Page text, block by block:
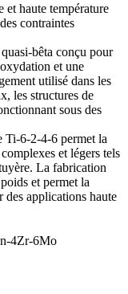
et haute température
contraintes
bêta conçu pour
et une
utilisé dans les
les structures de
sous des
Ti-6-2-4-6 permet la
et légers tels
La fabrication
et permet la
des applications haute
4Zr-6Mo